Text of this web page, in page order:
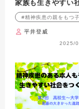
家族も生きやすい
くるために 第8回
学後に生まれた罪
#精神疾患の親をもつ
平井登威
2025/